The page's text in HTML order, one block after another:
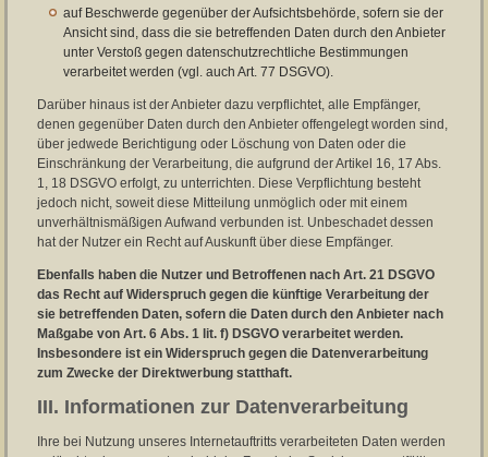
auf Beschwerde gegenüber der Aufsichtsbehörde, sofern sie der
Ansicht sind, dass die sie betreffenden Daten durch den Anbieter
unter Verstoß gegen datenschutzrechtliche Bestimmungen
verarbeitet werden (vgl. auch Art. 77 DSGVO).
Darüber hinaus ist der Anbieter dazu verpflichtet, alle Empfänger,
denen gegenüber Daten durch den Anbieter offengelegt worden sind,
über jedwede Berichtigung oder Löschung von Daten oder die
Einschränkung der Verarbeitung, die aufgrund der Artikel 16, 17 Abs.
1, 18 DSGVO erfolgt, zu unterrichten. Diese Verpflichtung besteht
jedoch nicht, soweit diese Mitteilung unmöglich oder mit einem
unverhältnismäßigen Aufwand verbunden ist. Unbeschadet dessen
hat der Nutzer ein Recht auf Auskunft über diese Empfänger.
Ebenfalls haben die Nutzer und Betroffenen nach Art. 21 DSGVO
das Recht auf Widerspruch gegen die künftige Verarbeitung der
sie betreffenden Daten, sofern die Daten durch den Anbieter nach
Maßgabe von Art. 6 Abs. 1 lit. f) DSGVO verarbeitet werden.
Insbesondere ist ein Widerspruch gegen die Datenverarbeitung
zum Zwecke der Direktwerbung statthaft.
III. Informationen zur Datenverarbeitung
Ihre bei Nutzung unseres Internetauftritts verarbeiteten Daten werden